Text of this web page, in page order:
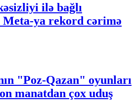
ilə bağlı
Meta-ya rekord cərimə
"Poz-Qazan" oyunları
manatdan çox uduş